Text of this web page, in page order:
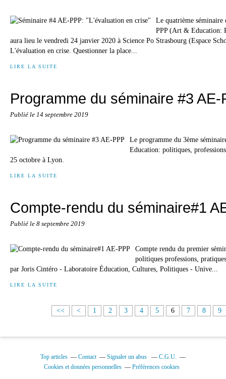
Le quatrième
PPP (Art & Education:
aura lieu le vendredi 24 janvier 2020 à Science Po Strasbourg (Espace
L'évaluation en crise. Questionner la place...
LIRE LA SUITE
Programme du séminaire #3 AE-
Publié le 14 septembre 2019
Le programme du 3ème
Education: politiques,
25 octobre à Lyon.
LIRE LA SUITE
Compte-rendu du séminaire#1
Publié le 8 septembre 2019
Compte rendu du premier
politiques professions,
par Joris Cintéro - Laboratoire Éducation, Cultures, Politiques - Unive...
LIRE LA SUITE
<< < 1 2 3 4 5 6 7 8 9
Top articles Contact Signaler un abus
C.G.U.
Cookies et données personnelles
Préférences cookies